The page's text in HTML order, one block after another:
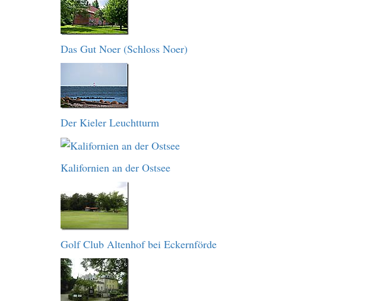
Das Gut Noer (Schloss Noer)
Der Kieler Leuchtturm
Kalifornien an der Ostsee
Golf Club Altenhof bei Eckernförde